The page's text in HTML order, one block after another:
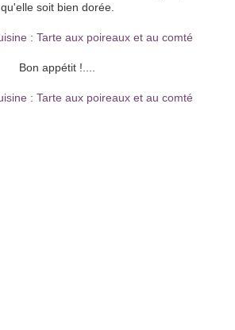
qu'elle soit bien dorée.
Bon appétit !....